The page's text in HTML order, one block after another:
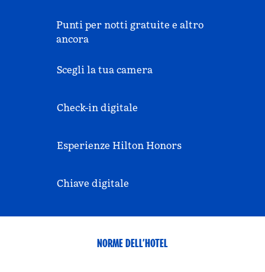
Punti per notti gratuite e altro
ancora
Scegli la tua camera
Check-in digitale
Esperienze Hilton Honors
Chiave digitale
NORME DELL’HOTEL